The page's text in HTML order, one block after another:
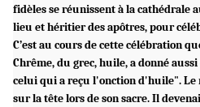
fidèles se réunissent à la cathédrale
lieu et héritier des apôtres, pour
C’est au cours de cette célébration
Chrême, du grec, huile, a donné
celui qui a reçu l'onction d'huile". Le
sur la tête lors de son sacre. Il